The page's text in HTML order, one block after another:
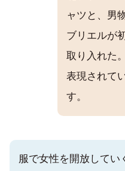
ャツと、男
ブリエルが
取り入れた
表現されて
す。
服で女性を開放してい